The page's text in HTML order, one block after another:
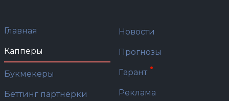
Главная
Капперы
Букмекеры
Беттинг партнерки
Новости
Прогнозы
Гарант
Реклама